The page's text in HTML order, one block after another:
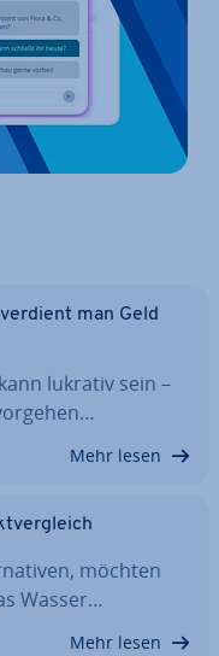
man Geld
lukrativ sein –
Mehr lesen
möchten
Wasser…
Mehr lesen